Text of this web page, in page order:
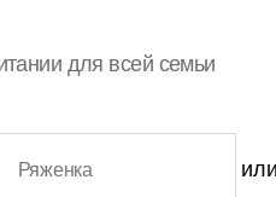
для всей семьи
или